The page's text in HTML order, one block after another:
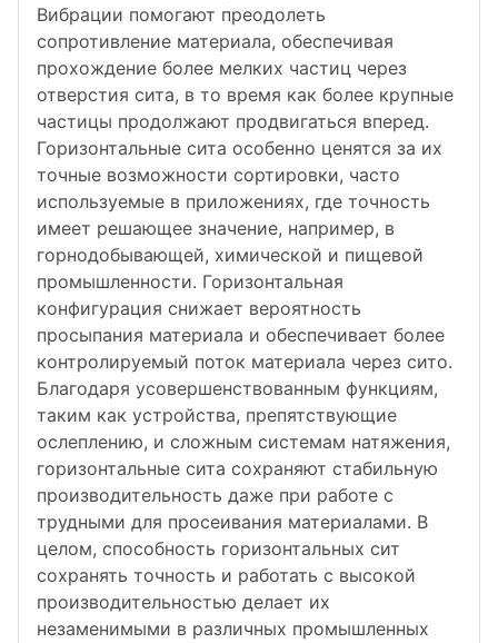
Вибрации помогают преодолеть
сопротивление материала, обеспечивая
прохождение более мелких частиц через
отверстия сита, в то время как более крупные
частицы продолжают продвигаться вперед.
Горизонтальные сита особенно ценятся за их
точные возможности сортировки, часто
используемые в приложениях, где точность
имеет решающее значение, например, в
горнодобывающей, химической и пищевой
промышленности. Горизонтальная
конфигурация снижает вероятность
просыпания материала и обеспечивает более
контролируемый поток материала через сито.
Благодаря усовершенствованным функциям,
таким как устройства, препятствующие
ослеплению, и сложным системам натяжения,
горизонтальные сита сохраняют стабильную
производительность даже при работе с
трудными для просеивания материалами. В
целом, способность горизонтальных сит
сохранять точность и работать с высокой
производительностью делает их
незаменимыми в различных промышленных